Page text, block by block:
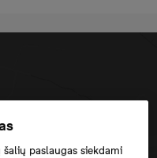
paslaugas siekdami